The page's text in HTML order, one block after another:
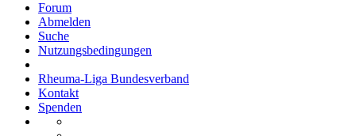
Forum
Abmelden
Suche
Nutzungsbedingungen
Rheuma-Liga Bundesverband
Kontakt
Spenden